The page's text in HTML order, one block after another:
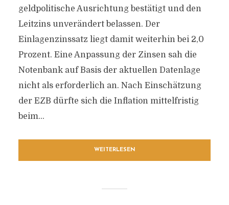
geldpolitische Ausrichtung bestätigt und den
Leitzins unverändert belassen. Der
Einlagenzinssatz liegt damit weiterhin bei 2,0
Prozent. Eine Anpassung der Zinsen sah die
Notenbank auf Basis der aktuellen Datenlage
nicht als erforderlich an. Nach Einschätzung
der EZB dürfte sich die Inflation mittelfristig
beim...
WEITERLESEN